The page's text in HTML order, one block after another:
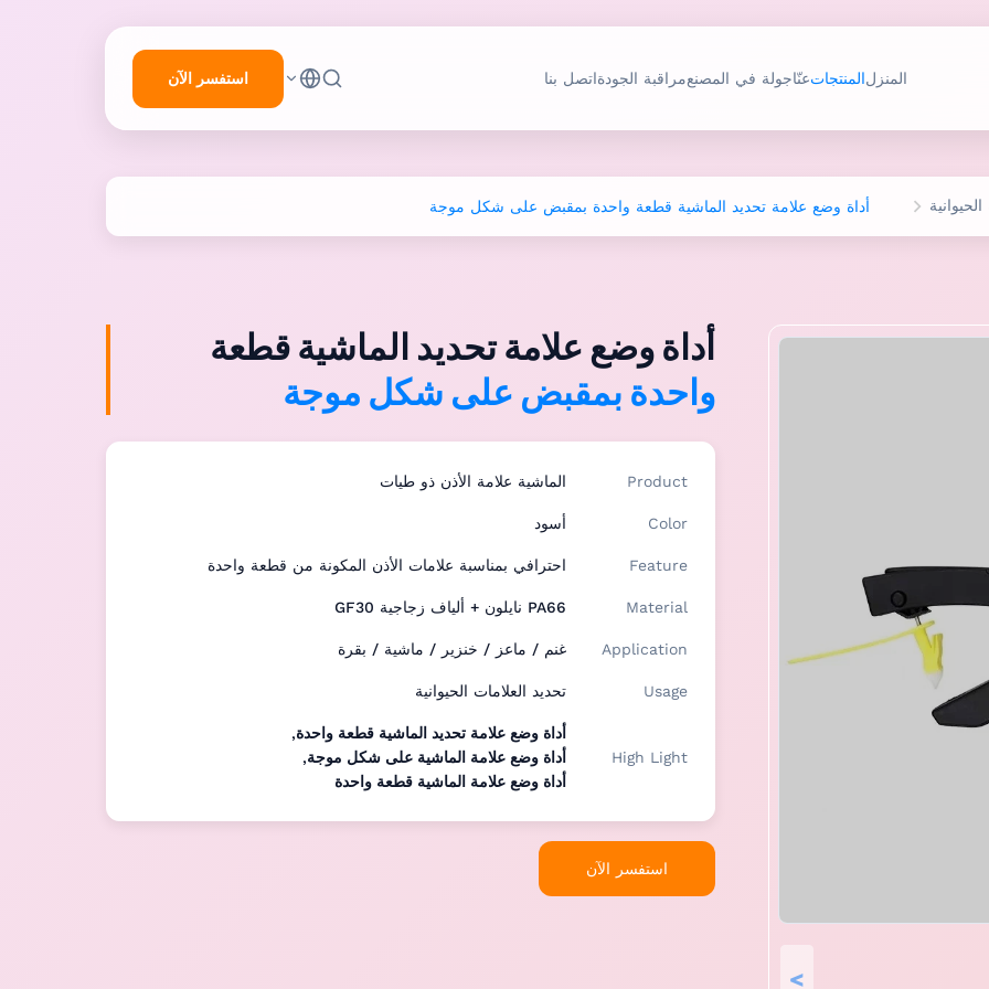
المنزلالمنتجاتعنّاجولة في المصنعمراقبة الجودةاتصل بنا استفسر الآن
أداة وضع علامة تحديد الماشية قطعة واحدة بمقبض على شكل موجة
>
أداة وضع علامة تحديد الماشية قطعة
واحدة بمقبض على شكل موجة
Product الماشية علامة الأذن ذو طيات
Color أسود
Feature احترافي بمناسبة علامات الأذن المكونة من قطعة واحدة
Material PA66 نايلون + ألياف زجاجية GF30
Application غنم / ماعز / خنزير / ماشية / بقرة
Usage تحديد العلامات الحيوانية
High Light
أداة وضع علامة تحديد الماشية قطعة واحدة,
أداة وضع علامة الماشية على شكل موجة,
أداة وضع علامة الماشية قطعة واحدة
استفسر الآن